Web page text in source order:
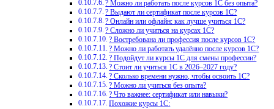
? Можно ли работать после курсов 1С без опыта?
? Выдают ли сертификат после курсов 1С?
? Онлайн или офлайн: как лучше учиться 1С?
? Сложно ли учиться на курсах 1С?
? Востребована ли профессия после курсов 1С?
? Можно ли работать удалённо после курсов 1С?
? Подойдут ли курсы 1С для смены профессии?
? Стоит ли учиться 1С в 2026–2027 году?
? Сколько времени нужно, чтобы освоить 1С?
? Можно ли учиться без опыта?
? Что важнее: сертификат или навыки?
Похожие курсы 1С: